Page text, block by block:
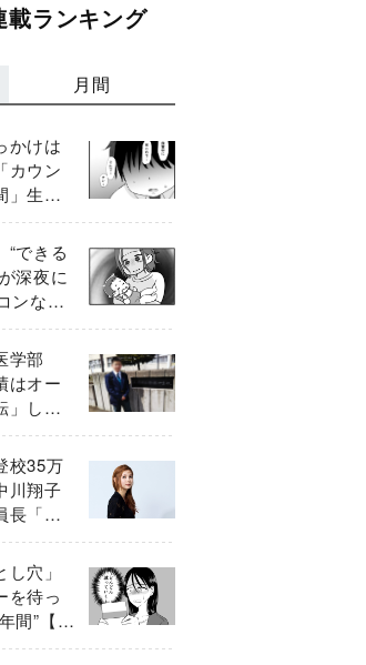
載ランキング
月間
かけは
カウン
」生徒
たの
“できる
深夜に
ンな
実家ル
〈後
学部
はオー
」した
”に連れ
き
校35万
川翔子
長「不
園
し穴」
を待っ
間”【後